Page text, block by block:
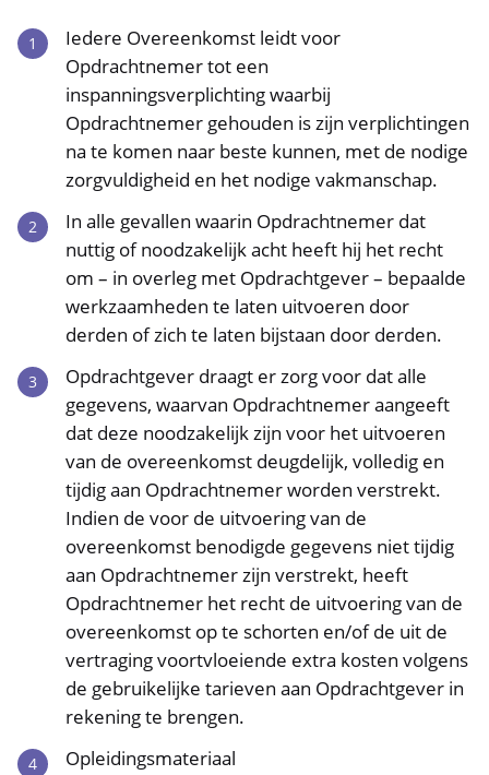
Iedere Overeenkomst leidt voor
Opdrachtnemer tot een
inspanningsverplichting waarbij
Opdrachtnemer gehouden is zijn verplichtingen
na te komen naar beste kunnen, met de nodige
zorgvuldigheid en het nodige vakmanschap.
In alle gevallen waarin Opdrachtnemer dat
nuttig of noodzakelijk acht heeft hij het recht
om – in overleg met Opdrachtgever – bepaalde
werkzaamheden te laten uitvoeren door
derden of zich te laten bijstaan door derden.
Opdrachtgever draagt er zorg voor dat alle
gegevens, waarvan Opdrachtnemer aangeeft
dat deze noodzakelijk zijn voor het uitvoeren
van de overeenkomst deugdelijk, volledig en
tijdig aan Opdrachtnemer worden verstrekt.
Indien de voor de uitvoering van de
overeenkomst benodigde gegevens niet tijdig
aan Opdrachtnemer zijn verstrekt, heeft
Opdrachtnemer het recht de uitvoering van de
overeenkomst op te schorten en/of de uit de
vertraging voortvloeiende extra kosten volgens
de gebruikelijke tarieven aan Opdrachtgever in
rekening te brengen.
Opleidingsmateriaal